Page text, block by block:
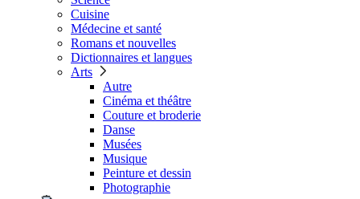
Cuisine
Médecine et santé
Romans et nouvelles
Dictionnaires et langues
Arts
Autre
Cinéma et théâtre
Couture et broderie
Danse
Musées
Musique
Peinture et dessin
Photographie